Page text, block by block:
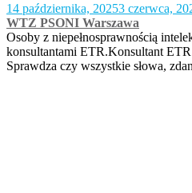
14 października, 20253 czerwca,
WTZ PSONI Warszawa
Osoby z niepełnosprawnością
konsultantami ETR.Konsultant ETR
Sprawdza czy wszystkie słowa,